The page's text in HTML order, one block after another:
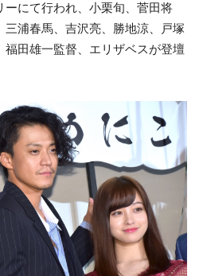
ーにて行われ、小栗旬、菅田将
三浦春馬、吉沢亮、勝地涼、戸塚
田雄一監督、エリザベスが登壇